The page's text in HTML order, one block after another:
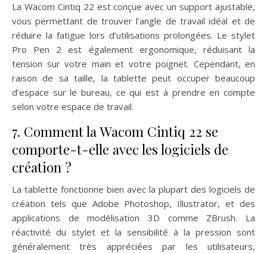
La Wacom Cintiq 22 est conçue avec un support ajustable,
vous permettant de trouver l’angle de travail idéal et de
réduire la fatigue lors d’utilisations prolongées. Le stylet
Pro Pen 2 est également ergonomique, réduisant la
tension sur votre main et votre poignet. Cependant, en
raison de sa taille, la tablette peut occuper beaucoup
d’espace sur le bureau, ce qui est à prendre en compte
selon votre espace de travail.
7. Comment la Wacom Cintiq 22 se
comporte-t-elle avec les logiciels de
création ?
La tablette fonctionne bien avec la plupart des logiciels de
création tels que Adobe Photoshop, Illustrator, et des
applications de modélisation 3D comme ZBrush. La
réactivité du stylet et la sensibilité à la pression sont
généralement très appréciées par les utilisateurs,